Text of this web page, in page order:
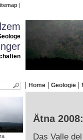
Home Geologie
Ätna
Das Valle